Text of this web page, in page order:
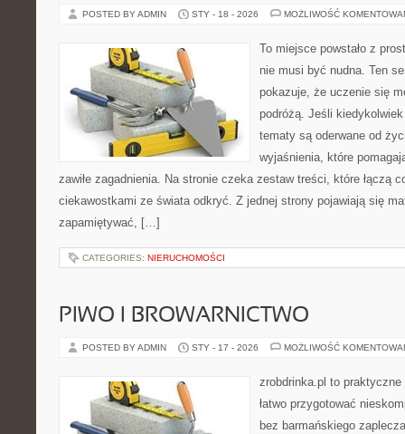
POSTED BY ADMIN STY - 18 - 2026 MOŻLIWOŚĆ
To miejsce powstało z
nie musi być nudna. Ten
pokazuje, że uczenie się
podróżą. Jeśli
tematy są oderwane od
wyjaśnienia, które
zawiłe zagadnienia. Na stronie czeka zestaw treści, które łączą
ciekawostkami ze świata odkryć. Z jednej strony pojawiają się
zapamiętywać, […]
CATEGORIES: NIERUCHOMOŚCI
PIWO I BROWARNICTWO
POSTED BY ADMIN STY - 17 - 2026 MOŻLIWOŚĆ
zrobdrinka.pl to
łatwo przygotować
bez barmańskiego